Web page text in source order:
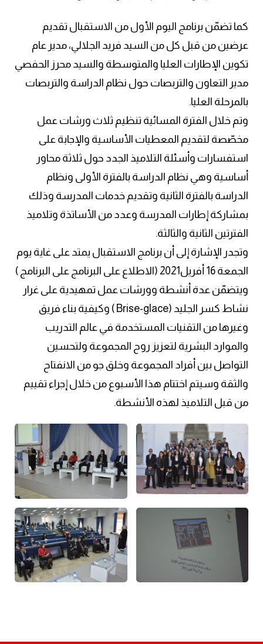
كما تضمّن برنامج اليوم الأول من الاستقبال تقديم
عرضين من قبل كل من السيد فريد الجلالي، مدير عام
تكوين الإطارات العليا والمتوسطة والسيد محرز الحفصي
مدير التعاون والتربصات حول نظام الدراسة والتربصات
بالمرحلة العليا.
وتم خلال الفترة المسائية تنظيم ثلاث ورشات عمل
مخصّصة لتقديم المعطيات الأساسية والإجابة على
استفسارات وأسئلة التلاميذ الجدد حول ثلاثة محاور
أساسية وهي نظام الدراسة بالفترة الأولى ونظام
الدراسة بالفترة الثانية وتقديم خدمات المدرسة وذلك
بمشاركة إطارات المدرسة وعدد من الأساتذة وتلاميذ
الفترتين الثانية والثالثة.
وتجدر الإشارة إلى أن برنامج الاستقبال يمتد على غاية يوم
الجمعة 16 أفريل2021 (الاطلاع على البرنامج على البرنامج )
ويتضمّن عدة أنشطة وورشات عمل تمهيدية على غرار
نشاط كسر الجليد (Brise-glace ) وكيفية بناء فريق
وغيرها من التقنيات المستخدمة في عالم التدريب
والموارد البشرية لتعزيز روح المجموعة ولتحسين
التواصل بين أفراد المجموعة وخلق جو من الانفتاح
والثقة وسيتم اختتام هذا الأسبوع من خلال إجراء تقييم
من قبل التلاميذ لهذه الأنشطة.